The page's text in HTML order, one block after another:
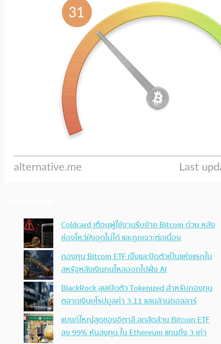
Coldcard เตือนผู้ใช้งานรีบย้าย Bitcoin ด่วน หลัง
ช่องโหว่ยังอุดไม่ได้ และถูกเจาะต่อเนื่อง
กองทุน Bitcoin ETF เจ๊งและปิดตัวเป็นแห่งแรกใน
สหรัฐหลังเงินทุนไหลออกไปฝั่ง AI
BlackRock ลุยเปิดตัว Tokenized สำหรับกองทุน
ตลาดเงินยุโรปมูลค่า 3.11 แสนล้านดอลลาร์
แบงก์ใหญ่สุดของอิตาลี ลดสัดส่วน Bitcoin ETF
ลง 99% หันลงทุน ใน Ethereum แทนถึง 3 เท่า